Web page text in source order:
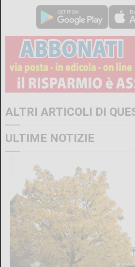
ALTRI ARTICOLI DI
ULTIME NOTIZIE